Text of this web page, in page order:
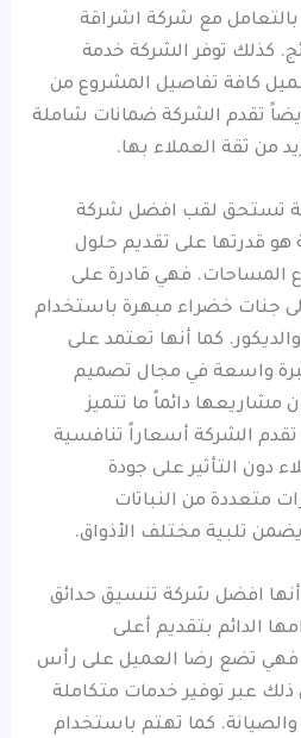
بالتعامل مع شركة اشراقة
كذلك توفر الشركة خدمة
كافة تفاصيل المشروع من
تقدم الشركة ضمانات شاملة
من ثقة العملاء بها.
تستحق لقب افضل شركة
هو قدرتها على تقديم حلول
المساحات. فهي قادرة على
جنات خضراء مبهرة باستخدام
كما أنها تعتمد على
واسعة في مجال تصميم
مشاريعها دائماً ما تتميز
تقدم الشركة أسعاراً تنافسية
دون التأثير على جودة
متعددة من النباتات
يضمن تلبية مختلف الأذواق.
افضل شركة تنسيق حدائق
الدائم بتقديم أعلى
فهي تضع رضا العميل على رأس
عبر توفير خدمات متكاملة
كما تهتم باستخدام